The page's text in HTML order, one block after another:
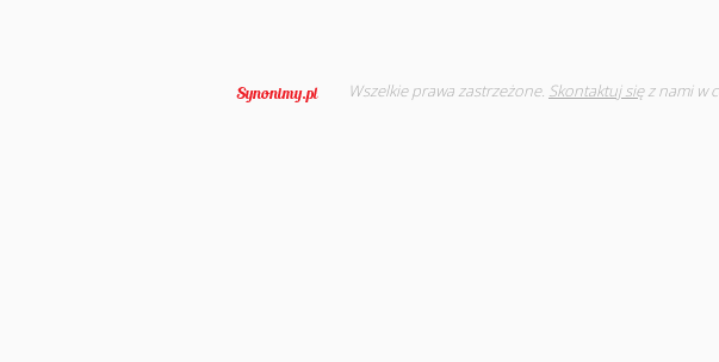
Wszelkie prawa zastrzeżone. Skontaktuj sięz nami w